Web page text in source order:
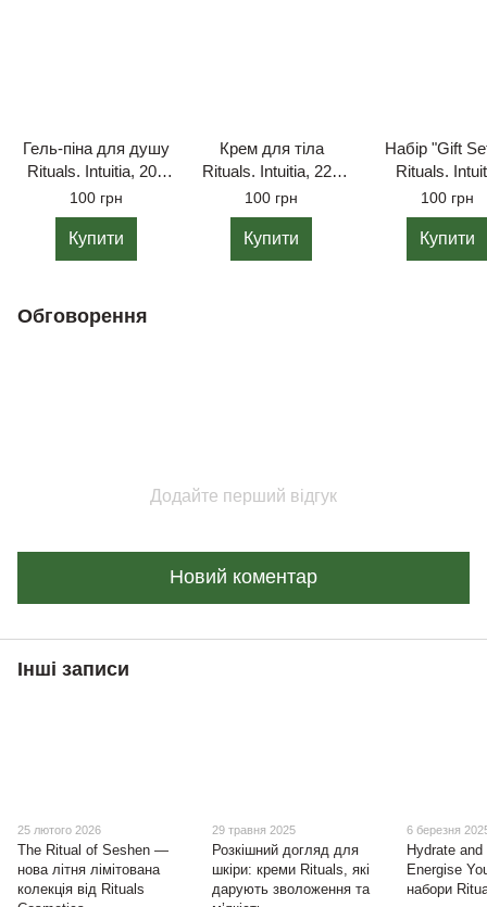
Гель-піна для душу
Rituals. Intuitia, 200
мл.
100 грн
Купити
Крем для тіла
Rituals. Intuitia, 220
мл.
100 грн
Купити
Набір "Gift
Rituals.
100 грн
Купити
Обговорення
Додайте перший відгук
Новий коментар
Інші записи
25 лютого 2026
The Ritual of Seshen —
нова літня лімітована
колекція від Rituals
29 травня 2025
Розкішний догляд для
шкіри: креми Rituals, які
дарують зволоження та
6 березня
Hydrate and
Energise
набори